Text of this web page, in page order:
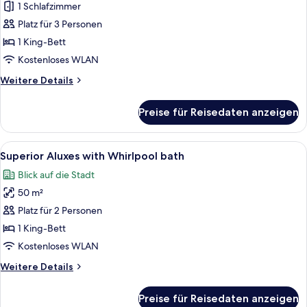
Premium
Suite
with
Whirlpool
anzeigen
1 Schlafzimmer
Platz für 3 Personen
1 King-Bett
Kostenloses WLAN
Weitere Details
Weitere
Suite
with
Whirlpool
bath
Preise für Reisedaten anzeigen
Alle
Fotos
für
Superior
Aluxes
with
Whirlpool
anzeigen
Ein Hotelzimmer mit einem Bett,
5
Superior Aluxes with Whirlpool bath
Blick auf die Stadt
50 m²
Platz für 2 Personen
1 King-Bett
Kostenloses WLAN
Weitere Details
Weitere
Preise für Reisedaten anzeigen